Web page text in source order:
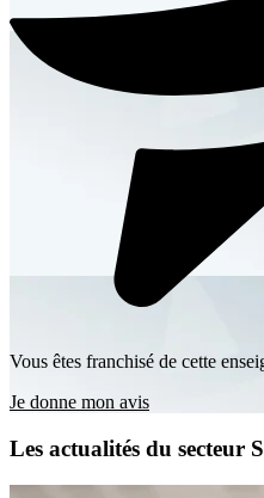
Vous êtes franchisé de cette
Je donne mon avis
Les actualités du secteur